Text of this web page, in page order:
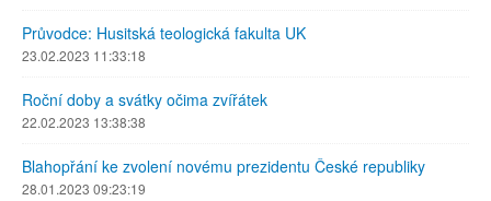
Průvodce: Husitská teologická fakulta UK
23.02.2023 11:33:18
Roční doby a svátky očima zvířátek
22.02.2023 13:38:38
Blahopřání ke zvolení novému prezidentu České republiky
28.01.2023 09:23:19